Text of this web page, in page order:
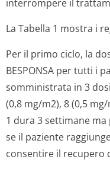
interrompere il
La Tabella 1 mostra i
Per il primo ciclo, la
BESPONSA per tutti i
somministrata in 3
(0,8 mg/m2), 8 (0,5
1 dura 3 settimane
se il paziente
consentire il recupero